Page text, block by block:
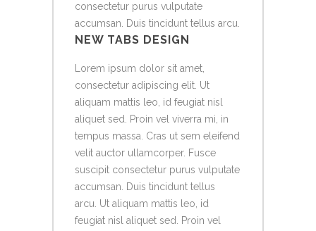
consectetur purus vulputate
accumsan. Duis tincidunt tellus arcu.
NEW TABS DESIGN
Lorem ipsum dolor sit amet,
consectetur adipiscing elit. Ut
aliquam mattis leo, id feugiat nisl
aliquet sed. Proin vel viverra mi, in
tempus massa. Cras ut sem eleifend
velit auctor ullamcorper. Fusce
suscipit consectetur purus vulputate
accumsan. Duis tincidunt tellus
arcu. Ut aliquam mattis leo, id
feugiat nisl aliquet sed. Proin vel